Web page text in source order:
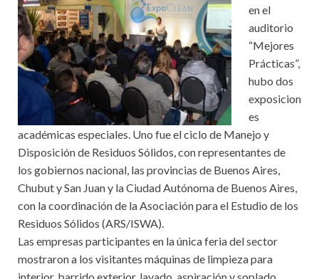
en el
auditorio
“Mejores
Prácticas”,
hubo dos
exposicion
es
académicas especiales. Uno fue el ciclo de Manejo y
Disposición de Residuos Sólidos, con representantes de
los gobiernos nacional, las provincias de Buenos Aires,
Chubut y San Juan y la Ciudad Autónoma de Buenos Aires,
con la coordinación de la Asociación para el Estudio de los
Residuos Sólidos (ARS/ISWA).
Las empresas participantes en la única feria del sector
mostraron a los visitantes máquinas de limpieza para